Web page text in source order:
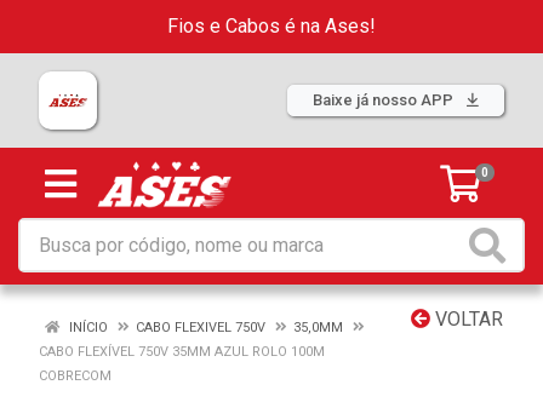
Fios e Cabos é na Ases!
Baixe já nosso APP
0
VOLTAR
INÍCIO CABO FLEXIVEL 750V
35,0MM
CABO FLEXÍVEL 750V 35MM AZUL ROLO 100M
COBRECOM